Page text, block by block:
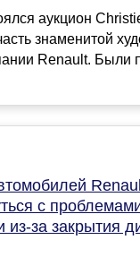
аукцион
знаменитой
Renault. Были
с
из-за закрытия